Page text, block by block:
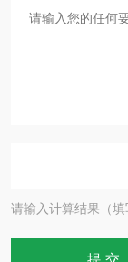
请输入计算结果（